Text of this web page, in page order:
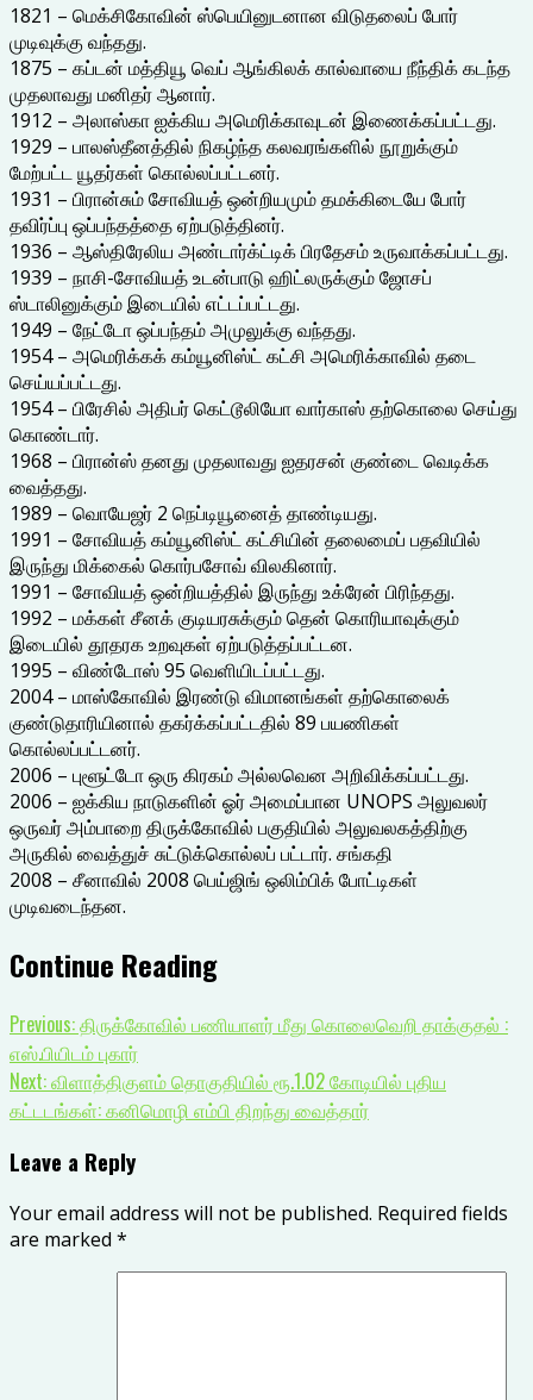
1821 – மெக்சிகோவின் ஸ்பெயினுடனான விடுதலைப் போர்
முடிவுக்கு வந்தது.
1875 – கப்டன் மத்தியூ வெப் ஆங்கிலக் கால்வாயை நீந்திக் கடந்த
முதலாவது மனிதர் ஆனார்.
1912 – அலாஸ்கா ஐக்கிய அமெரிக்காவுடன் இணைக்கப்பட்டது.
1929 – பாலஸ்தீனத்தில் நிகழ்ந்த கலவரங்களில் நூறுக்கும்
மேற்பட்ட யூதர்கள் கொல்லப்பட்டனர்.
1931 – பிரான்சும் சோவியத் ஒன்றியமும் தமக்கிடையே போர்
தவிர்ப்பு ஒப்பந்தத்தை ஏற்படுத்தினர்.
1936 – ஆஸ்திரேலிய அண்டார்க்ட்டிக் பிரதேசம் உருவாக்கப்பட்டது.
1939 – நாசி-சோவியத் உடன்பாடு ஹிட்லருக்கும் ஜோசப்
ஸ்டாலினுக்கும் இடையில் எட்டப்பட்டது.
1949 – நேட்டோ ஒப்பந்தம் அமுலுக்கு வந்தது.
1954 – அமெரிக்கக் கம்யூனிஸ்ட் கட்சி அமெரிக்காவில் தடை
செய்யப்பட்டது.
1954 – பிரேசில் அதிபர் கெட்டூலியோ வார்காஸ் தற்கொலை செய்து
கொண்டார்.
1968 – பிரான்ஸ் தனது முதலாவது ஐதரசன் குண்டை வெடிக்க
வைத்தது.
1989 – வொயேஜர் 2 நெப்டியூனைத் தாண்டியது.
1991 – சோவியத் கம்யூனிஸ்ட் கட்சியின் தலைமைப் பதவியில்
இருந்து மிக்கைல் கொர்பசோவ் விலகினார்.
1991 – சோவியத் ஒன்றியத்தில் இருந்து உக்ரேன் பிரிந்தது.
1992 – மக்கள் சீனக் குடியரசுக்கும் தென் கொரியாவுக்கும்
இடையில் தூதரக உறவுகள் ஏற்படுத்தப்பட்டன.
1995 – விண்டோஸ் 95 வெளியிடப்பட்டது.
2004 – மாஸ்கோவில் இரண்டு விமானங்கள் தற்கொலைக்
குண்டுதாரியினால் தகர்க்கப்பட்டதில் 89 பயணிகள்
கொல்லப்பட்டனர்.
2006 – புளூட்டோ ஒரு கிரகம் அல்லவென அறிவிக்கப்பட்டது.
2006 – ஐக்கிய நாடுகளின் ஓர் அமைப்பான UNOPS அலுவலர்
ஒருவர் அம்பாறை திருக்கோவில் பகுதியில் அலுவலகத்திற்கு
அருகில் வைத்துச் சுட்டுக்கொல்லப் பட்டார். சங்கதி
2008 – சீனாவில் 2008 பெய்ஜிங் ஒலிம்பிக் போட்டிகள்
முடிவடைந்தன.
Continue Reading
Previous:திருக்கோவில் பணியாளர் மீது கொலைவெறி தாக்குதல் :
எஸ்.பியிடம் புகார்
Next:விளாத்திகுளம் தொகுதியில் ரூ.1.02 கோடியில் புதிய
கட்டடங்கள்: கனிமொழி எம்பி திறந்து வைத்தார்
Leave a Reply
Your email address will not be published. Required fields
are marked *